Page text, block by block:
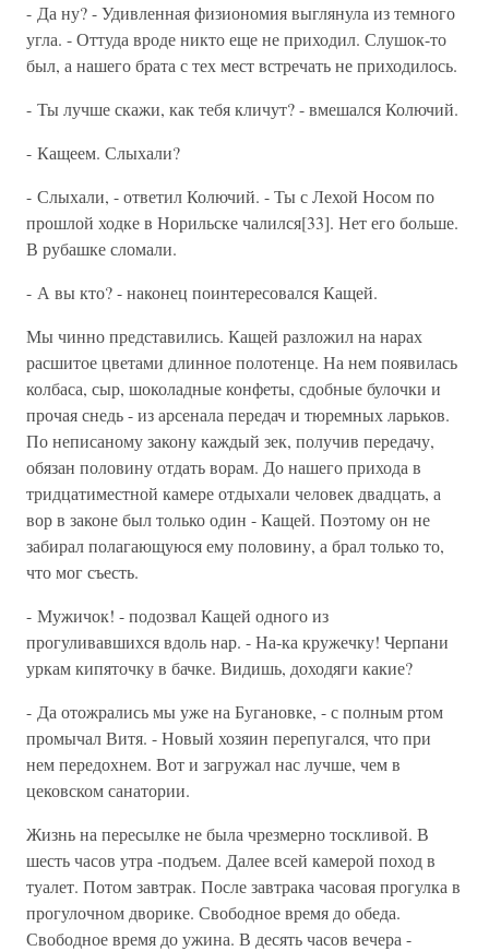
- Да ну? - Удивленная физиономия выглянула из темного
угла. - Оттуда вроде никто еще не приходил. Слушок-то
был, а нашего брата с тех мест встречать не приходилось.
- Ты лучше скажи, как тебя кличут? - вмешался Колючий.
- Кащеем. Слыхали?
- Слыхали, - ответил Колючий. - Ты с Лехой Носом по
прошлой ходке в Норильске чалился[33]. Нет его больше.
В рубашке сломали.
- А вы кто? - наконец поинтересовался Кащей.
Мы чинно представились. Кащей разложил на нарах
расшитое цветами длинное полотенце. На нем появилась
колбаса, сыр, шоколадные конфеты, сдобные булочки и
прочая снедь - из арсенала передач и тюремных ларьков.
По неписаному закону каждый зек, получив передачу,
обязан половину отдать ворам. До нашего прихода в
тридцатиместной камере отдыхали человек двадцать, а
вор в законе был только один - Кащей. Поэтому он не
забирал полагающуюся ему половину, а брал только то,
что мог съесть.
- Мужичок! - подозвал Кащей одного из
прогуливавшихся вдоль нар. - На-ка кружечку! Черпани
уркам кипяточку в бачке. Видишь, доходяги какие?
- Да отожрались мы уже на Бугановке, - с полным ртом
промычал Витя. - Новый хозяин перепугался, что при
нем передохнем. Вот и загружал нас лучше, чем в
цековском санатории.
Жизнь на пересылке не была чрезмерно тоскливой. В
шесть часов утра -подъем. Далее всей камерой поход в
туалет. Потом завтрак. После завтрака часовая прогулка в
прогулочном дворике. Свободное время до обеда.
Свободное время до ужина. В десять часов вечера -